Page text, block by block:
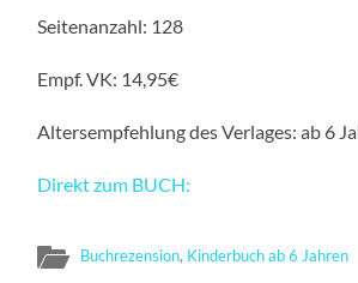
Seitenanzahl: 128
Empf. VK: 14,95€
Altersempfehlung des Verlages: ab 6
Direkt zum BUCH:
Buchrezension, Kinderbuch ab 6 Jahren